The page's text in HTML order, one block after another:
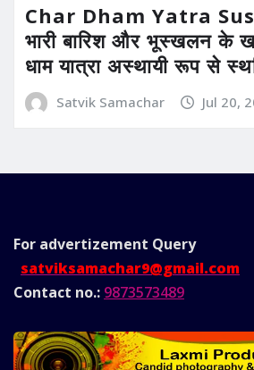
Char Dham Yatra
भारी बारिश और भूस्खलन के
धाम यात्रा अस्थायी रूप से
Satvik Samachar Jul 20,
For advertizement Query
satviksamachar9@gmail.com
Contact no.: 9873573489